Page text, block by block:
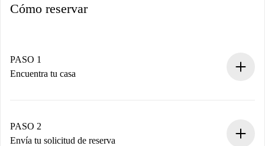
Cómo reservar
PASO 1
Encuentra tu casa
Tienes toda la información necesaria por adelantado.
PASO 2
Envía tu solicitud de reserva